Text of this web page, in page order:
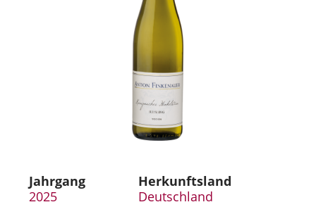
Jahrgang
2025
Herkunftsland
Deutschland